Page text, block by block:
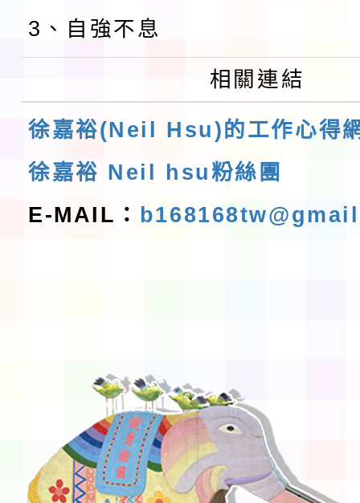
3、自強不息
相關連結
徐嘉裕(Neil Hsu)的工作心得
徐嘉裕 Neil hsu粉絲團
E-MAIL：